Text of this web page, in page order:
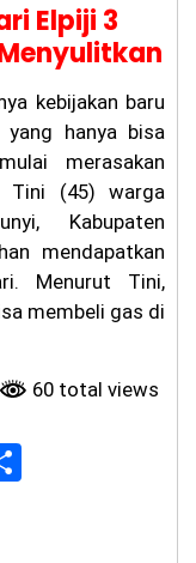
Elpiji 3
kebijakan baru
hanya bisa
merasakan
Tini (45) warga
Kabupaten
mendapatkan
Menurut Tini,
membeli gas di
60 total views